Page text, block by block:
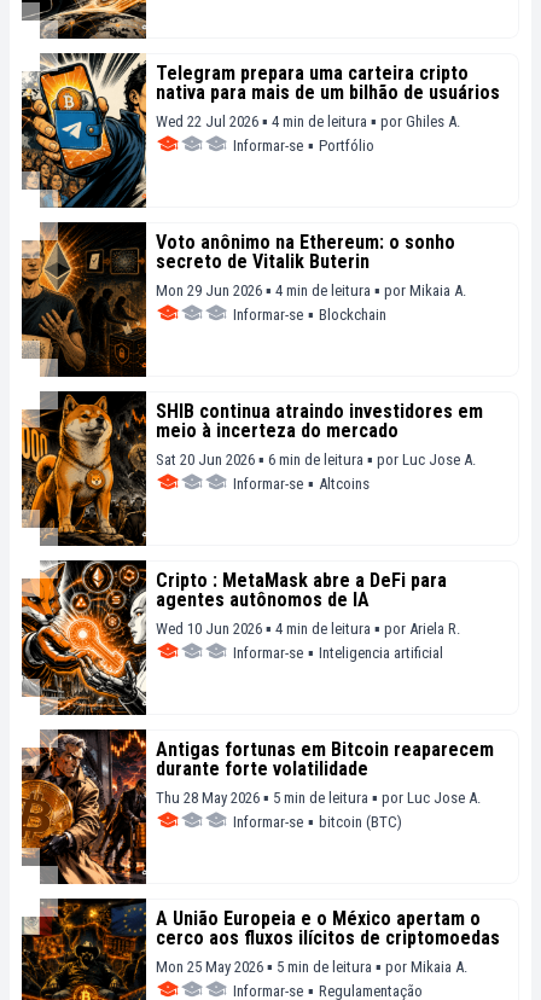
Telegram prepara uma carteira cripto
nativa para mais de um bilhão de usuários
Wed 22 Jul 2026 ▪ 4 min de leitura ▪ por Ghiles A.
Informar-se ▪ Portfólio
Voto anônimo na Ethereum: o sonho
secreto de Vitalik Buterin
Mon 29 Jun 2026 ▪ 4 min de leitura ▪ por Mikaia A.
Informar-se ▪ Blockchain
SHIB continua atraindo investidores em
meio à incerteza do mercado
Sat 20 Jun 2026 ▪ 6 min de leitura ▪ por Luc Jose A.
Informar-se ▪ Altcoins
Cripto : MetaMask abre a DeFi para
agentes autônomos de IA
Wed 10 Jun 2026 ▪ 4 min de leitura ▪ por Ariela R.
Informar-se ▪ Inteligencia artificial
Antigas fortunas em Bitcoin reaparecem
durante forte volatilidade
Thu 28 May 2026 ▪ 5 min de leitura ▪ por Luc Jose A.
Informar-se ▪ bitcoin (BTC)
A União Europeia e o México apertam o
cerco aos fluxos ilícitos de criptomoedas
Mon 25 May 2026 ▪ 5 min de leitura ▪ por Mikaia A.
Informar-se ▪ Regulamentação